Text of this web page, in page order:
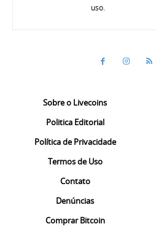
uso.
Sobre o Livecoins
Politica Editorial
Política de Privacidade
Termos de Uso
Contato
Denúncias
Comprar Bitcoin